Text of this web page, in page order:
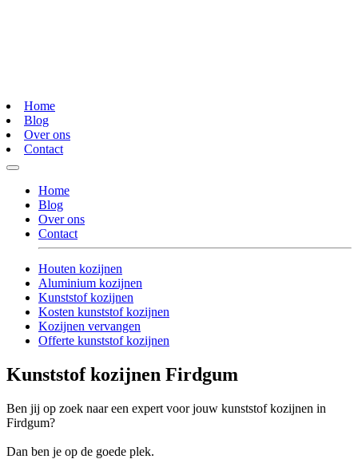
Home
Blog
Over ons
Contact
Home
Blog
Over ons
Contact
Houten kozijnen
Aluminium kozijnen
Kunststof kozijnen
Kosten kunststof kozijnen
Kozijnen vervangen
Offerte kunststof kozijnen
Kunststof kozijnen Firdgum
Ben jij op zoek naar een expert voor jouw kunststof kozijnen in
Firdgum?
Dan ben je op de goede plek.